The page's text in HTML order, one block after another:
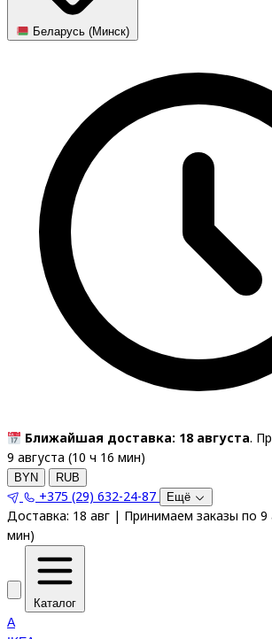
Беларусь (Минск)
Ближайшая доставка: 18 августа.
9 августа (10 ч 16 мин)
BYN RUB
+375 (29) 632-24-87 Ещё
Доставка: 18 авг | Принимаем заказы по 9
мин)
Каталог
A